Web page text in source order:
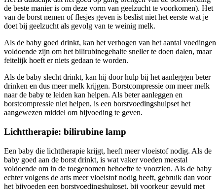
de beste manier is om deze vorm van geelzucht te voorkomen). Het
van de borst nemen of flesjes geven is beslist niet het eerste wat je
doet bij geelzucht als gevolg van te weinig melk.
Als de baby goed drinkt, kan het verhogen van het aantal voedingen
voldoende zijn om het bilirubinegehalte sneller te doen dalen, maar
feitelijk hoeft er niets gedaan te worden.
Als de baby slecht drinkt, kan hij door hulp bij het aanleggen beter
drinken en dus meer melk krijgen. Borstcompressie om meer melk
naar de baby te leiden kan helpen. Als beter aanleggen en
borstcompressie niet helpen, is een borstvoedingshulpset het
aangewezen middel om bijvoeding te geven.
Lichttherapie: bilirubine lamp
Een baby die lichttherapie krijgt, heeft meer vloeistof nodig. Als de
baby goed aan de borst drinkt, is wat vaker voeden meestal
voldoende om in de toegenomen behoefte te voorzien. Als de baby
echter volgens de arts meer vloeistof nodig heeft, gebruik dan voor
het bijvoeden een borstvoedingshulpset, bij voorkeur gevuld met